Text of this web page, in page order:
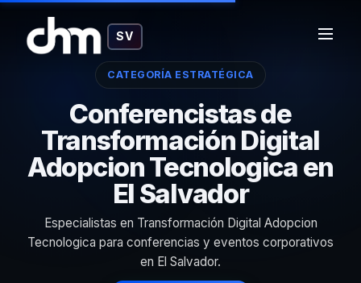
SV
CATEGORÍA ESTRATÉGICA
Conferencistas de
Transformación Digital
Adopcion Tecnologica en
El Salvador
Especialistas en Transformación Digital Adopcion
Tecnologica para conferencias y eventos corporativos
en El Salvador.